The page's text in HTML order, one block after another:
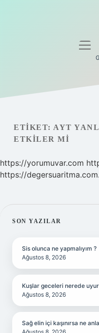
Gizlilik Politikası
Hakkımızda
ETIKET: AYT
ETKILER MI
https://yorumuvar.com
https://
SIDEBAR
SON YAZILAR
Sis olunca ne yapmalıyım ?
Ağustos 8, 2026
Kuşlar geceleri nerede
Ağustos 8, 2026
Sağ elin içi kaşınırsa ne